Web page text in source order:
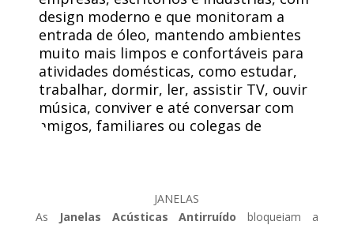
design moderno e que monitoram a
entrada de óleo, mantendo ambientes
muito mais limpos e confortáveis ​​para
atividades domésticas, como estudar,
trabalhar, dormir, ler, assistir TV, ouvir
música, conviver e até conversar com
amigos, familiares ou colegas de
JANELAS
As
Janelas Acústicas Antirruído
bloqueiam a